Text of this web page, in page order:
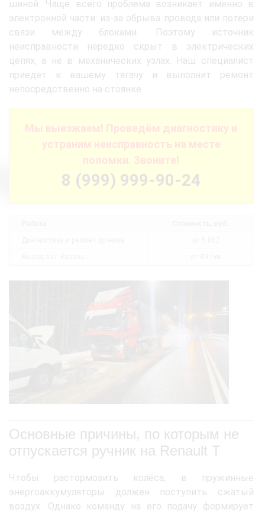
шиной. Чаще всего проблема возникает именно в
электронной части: из-за обрыва провода или потери
связи между блоками. Поэтому источник
неисправности нередко скрыт в электрических
цепях, а не в механических узлах. Наш специалист
приедет к вашему тягачу и выполнит ремонт
непосредственно на стоянке.
Мы выезжаем! Проведём диагностику и
устраним неисправность на месте
поломки. Звоните!
8 (999) 999-90-24
Основные причины, по которым не
отпускается ручник на Renault T
Чтобы растормозить колёса, в пружинные
энергоаккумуляторы должен поступить сжатый
воздух. Однако команду на его подачу формирует